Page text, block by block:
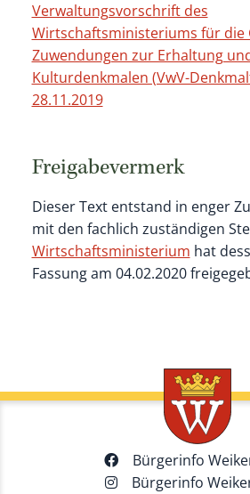
Verwaltungsvorschrift des
Wirtschaftsministeriums für die
Zuwendungen zur Erhaltung
Kulturdenkmalen (VwV-
28.11.2019
Freigabevermerk
Dieser Text entstand in enger
mit den fachlich zuständigen
Wirtschaftsministerium hat
Fassung am 04.02.2020
Bürgerinfo
Bürgerinfo